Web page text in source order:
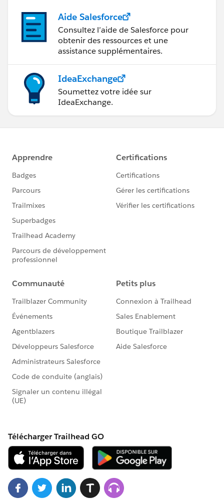
Aide Salesforce
Consultez l’aide de Salesforce pour
obtenir des ressources et une
assistance supplémentaires.
IdeaExchange
Soumettez votre idée sur
IdeaExchange.